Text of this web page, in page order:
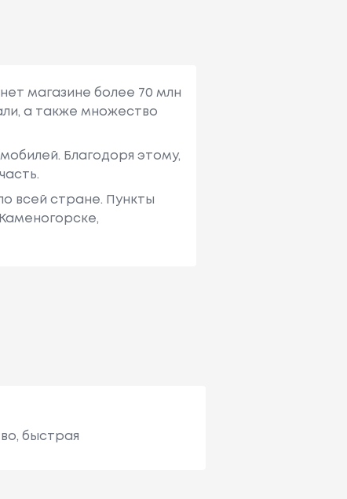
магазине более 70 млн
а также множество
Благодоря этому,
всей стране. Пункты
быстрая